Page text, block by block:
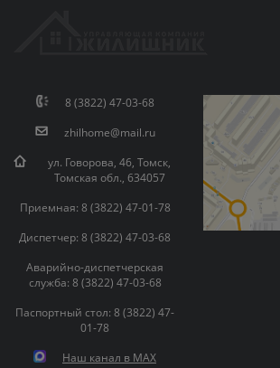
8 (3822) 47-03-68
zhilhome@mail.ru
ул. Говорова, 46, Томск,
Томская обл., 634057
Приемная: 8 (3822) 47-01-78
Диспетчер: 8 (3822) 47-03-68
Аварийно-диспетчерская
служба: 8 (3822) 47-03-68
Паспортный стол: 8 (3822) 47-
01-78
Наш канал в MAX